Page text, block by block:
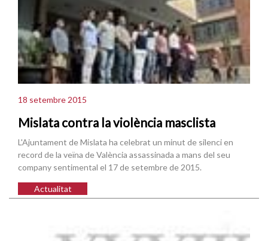
18 setembre 2015
Mislata contra la violència masclista
L'Ajuntament de Mislata ha celebrat un minut de silenci en
record de la veïna de València assassinada a mans del seu
company sentimental el 17 de setembre de 2015.
Actualitat